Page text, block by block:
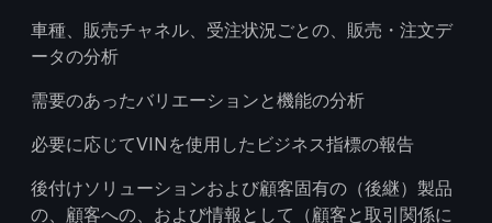
車種、販売チャネル、受注状況ごとの、販売・注文デ
ータの分析
需要のあったバリエーションと機能の分析
必要に応じてVINを使用したビジネス指標の報告
後付けソリューションおよび顧客固有の（後継）製品
の、顧客への、および情報として（顧客と取引関係に